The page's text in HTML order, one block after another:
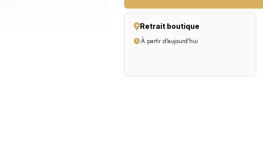
Retrait boutique
À partir d'aujourd'hui